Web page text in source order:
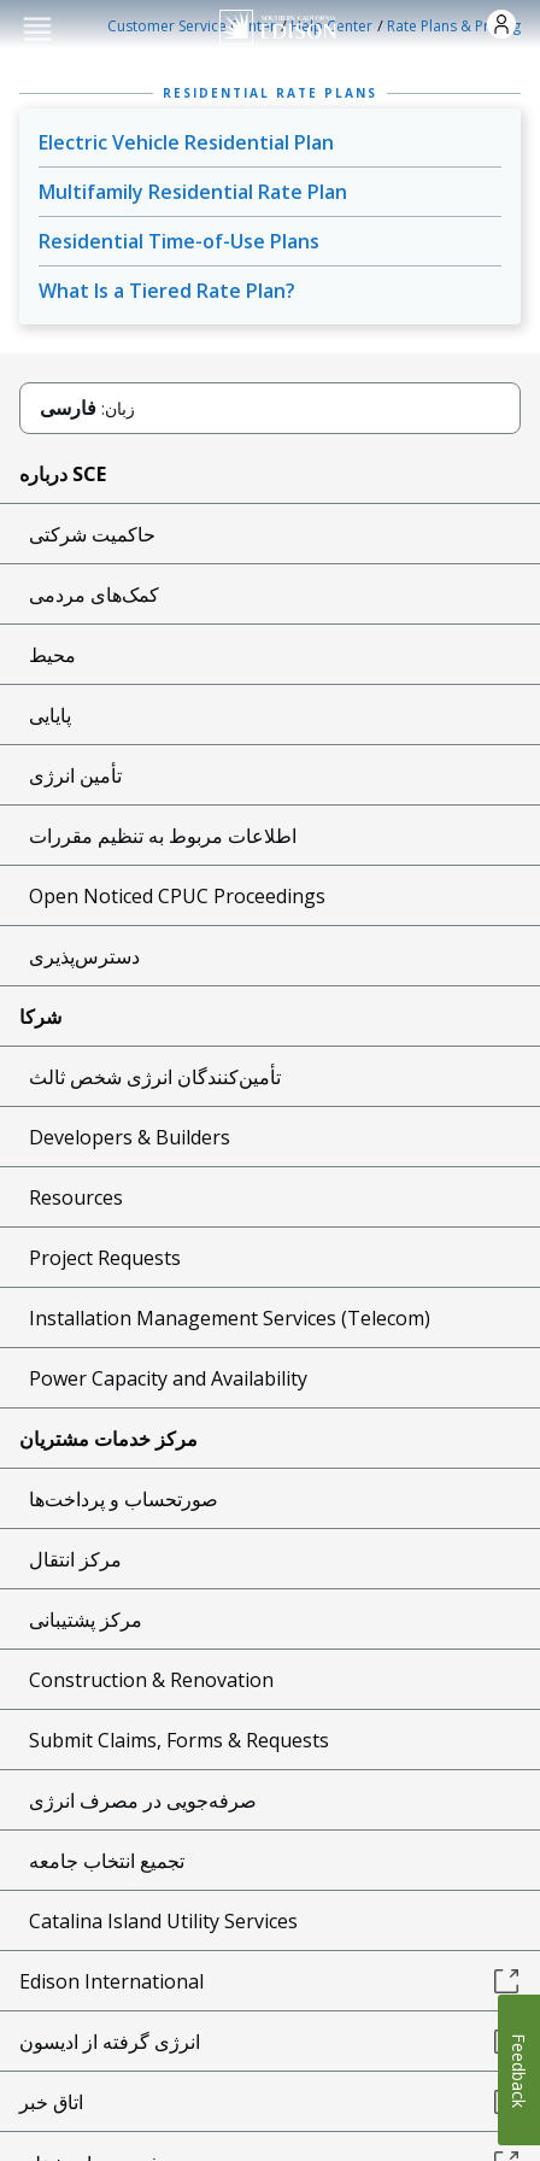
Skip to main content
Customer Service Center /Help Center /Rate Plans & Pricing
RESIDENTIAL RATE PLANS
Electric Vehicle Residential Plan
Multifamily Residential Rate Plan
Residential Time-of-Use Plans
What Is a Tiered Rate Plan?
زبان: فارسی
درباره SCE
حاکمیت شرکتی
کمک‌های مردمی
محیط
پایایی
تأمین انرژی
اطلاعات مربوط به تنظیم مقررات
Open Noticed CPUC Proceedings
دسترس‌پذیری
شرکا
تأمین‌کنندگان انرژی شخص ثالث
Developers & Builders
Resources
Project Requests
Installation Management Services (Telecom)
Power Capacity and Availability
مرکز خدمات مشتریان
صورتحساب و پرداخت‌ها
مرکز انتقال
مرکز پشتیبانی
Construction & Renovation
Submit Claims, Forms & Requests
صرفه‌جویی در مصرف انرژی
تجمیع انتخاب جامعه
Catalina Island Utility Services
Edison International
انرژی گرفته از ادیسون
اتاق خبر Feedback